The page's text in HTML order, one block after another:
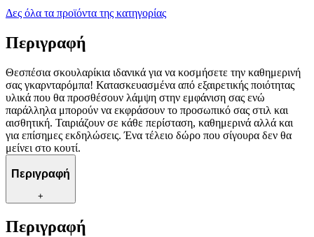
Δες όλα τα προϊόντα της κατηγορίας
Περιγραφή
Θεσπέσια σκουλαρίκια ιδανικά για να κοσμήσετε την καθημερινή
σας γκαρνταρόμπα! Κατασκευασμένα από εξαιρετικής ποιότητας
υλικά που θα προσθέσουν λάμψη στην εμφάνιση σας ενώ
παράλληλα μπορούν να εκφράσουν το προσωπικό σας στιλ και
αισθητική. Ταιριάζουν σε κάθε περίσταση, καθημερινά αλλά και
για επίσημες εκδηλώσεις. Ένα τέλειο δώρο που σίγουρα δεν θα
μείνει στο κουτί.
Περιγραφή
+
Περιγραφή